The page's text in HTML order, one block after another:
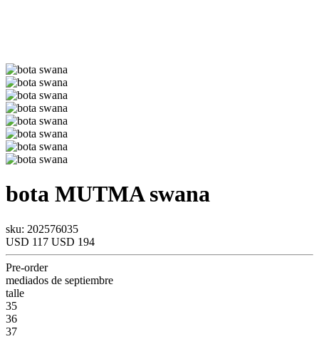
bota MUTMAswana
sku: 202576035
USD 117 USD 194
Pre-order
mediados de septiembre
talle
35
36
37